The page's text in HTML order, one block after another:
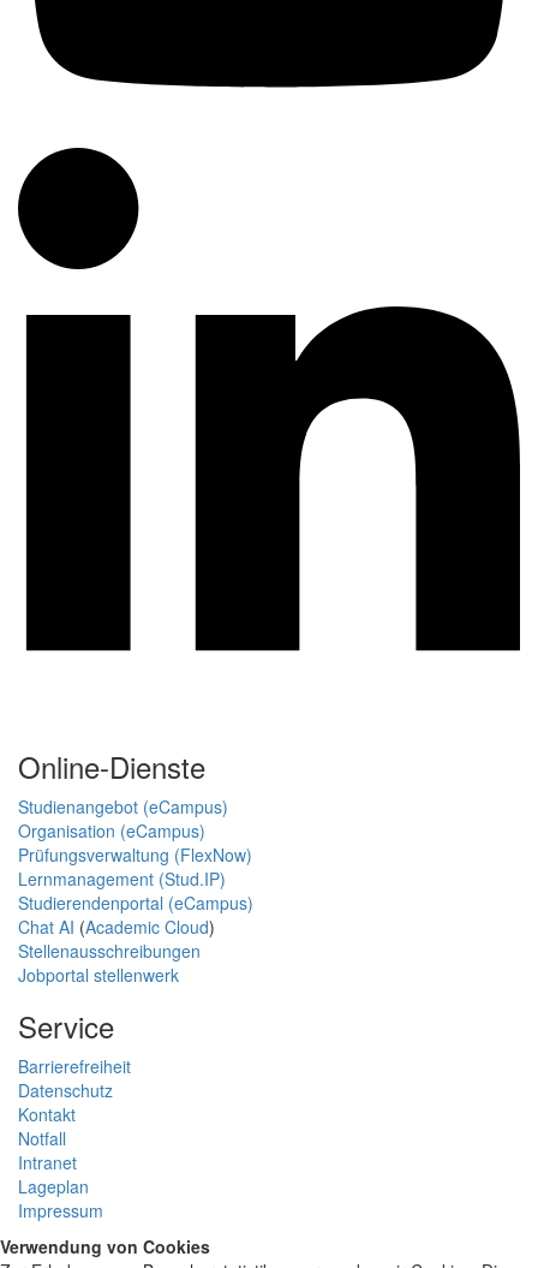
Online-Dienste
Studienangebot (eCampus)
Organisation (eCampus)
Prüfungsverwaltung (FlexNow)
Lernmanagement (Stud.IP)
Studierendenportal (eCampus)
Chat AI (Academic Cloud)
Stellenausschreibungen
Jobportal stellenwerk
Service
Barrierefreiheit
Datenschutz
Kontakt
Notfall
Intranet
Lageplan
Impressum
Verwendung von Cookies